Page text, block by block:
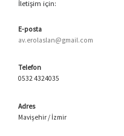
İletişim için:
E-posta
av.erolaslan@gmail.com
Telefon
0532 4324035
Adres
Mavişehir / İzmir